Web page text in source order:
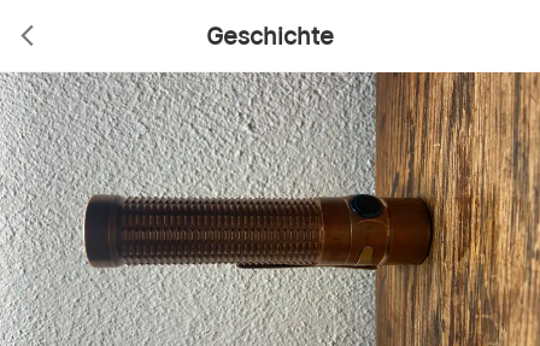
Geschichte